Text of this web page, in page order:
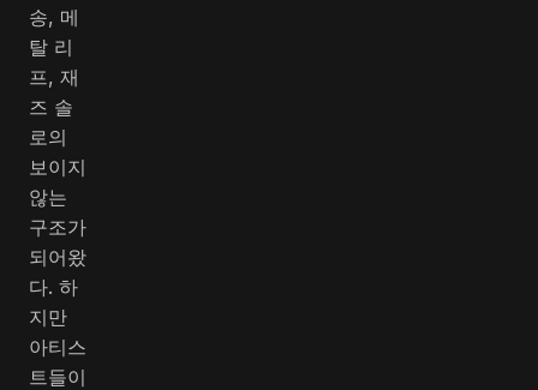
송, 메
탈 리
프, 재
즈 솔
로의
보이지
않는
구조가
되어왔
다. 하
지만
아티스
트들이